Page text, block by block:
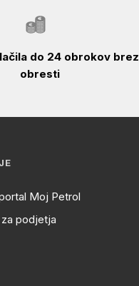
do 24 obrokov brez
obresti
Moj Petrol
podjetja